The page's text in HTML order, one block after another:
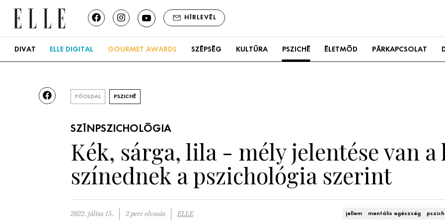
HÍRLEVÉL
DIVAT ELLE DIGITAL GOURMET AWARDS SZÉPSÉG KULTÚRA PSZICHÉ ÉLETMÓD PÁRKAPCSOLAT
FŐOLDAL PSZICHÉ
SZÍNPSZICHOLÓGIA
Kék, sárga, lila - mély jelentése van a
színednek a pszichológia szerint
2022. július 15. 2 perc olvasás ELLE jellem mentális egészség